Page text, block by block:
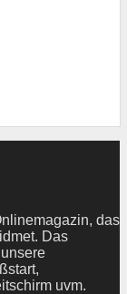
das
Das
uvm.